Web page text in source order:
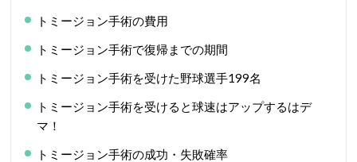
トミージョン手術の費用
トミージョン手術で復帰までの期間
トミージョン手術を受けた野球選手199名
トミージョン手術を受けると球速はアップするはデ
マ！
トミージョン手術の成功・失敗確率